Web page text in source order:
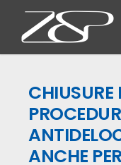
CHIUSURE
ANCHE